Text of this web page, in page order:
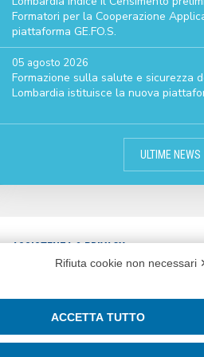
Formatori per la Cooperazione
piattaforma GE.FO.S.
05 agosto 2026
Formazione sulla salute e sicurezza
Lombardia istituisce la nuova
ULTIME NEWS
ASSISTENZA & PRIVACY
PRIVACY POLICY
COOKIE POLICY
Rifiuta cookie non necessari
ACCETTA TUTTO